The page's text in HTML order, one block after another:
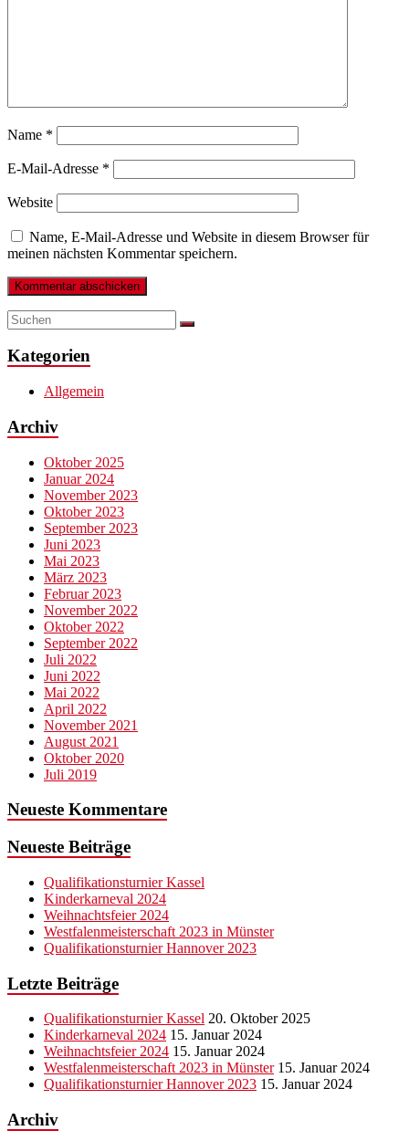
Name *
E-Mail-Adresse *
Website
Name, E-Mail-Adresse und Website in diesem Browser für
meinen nächsten Kommentar speichern.
Kategorien
Allgemein
Archiv
Oktober 2025
Januar 2024
November 2023
Oktober 2023
September 2023
Juni 2023
Mai 2023
März 2023
Februar 2023
November 2022
Oktober 2022
September 2022
Juli 2022
Juni 2022
Mai 2022
April 2022
November 2021
August 2021
Oktober 2020
Juli 2019
Neueste Kommentare
Neueste Beiträge
Qualifikationsturnier Kassel
Kinderkarneval 2024
Weihnachtsfeier 2024
Westfalenmeisterschaft 2023 in Münster
Qualifikationsturnier Hannover 2023
Letzte Beiträge
Qualifikationsturnier Kassel 20. Oktober 2025
Kinderkarneval 2024 15. Januar 2024
Weihnachtsfeier 2024 15. Januar 2024
Westfalenmeisterschaft 2023 in Münster 15. Januar 2024
Qualifikationsturnier Hannover 2023 15. Januar 2024
Archiv